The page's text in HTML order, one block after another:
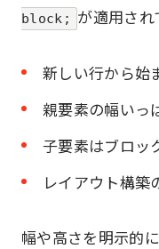
block;
が適用され
新しい行から始
親要素の幅いっ
子要素はブロッ
レイアウト構築
幅や高さを明示的